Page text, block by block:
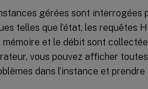
gérées sont interrogées
telles que l’état, les requêtes
mémoire et le débit sont
vous pouvez afficher
dans l’instance et